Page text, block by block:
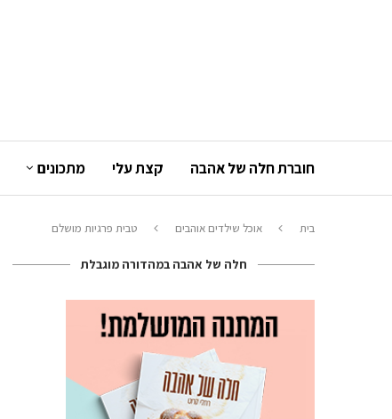
חוברת חלה של אהבה קצת עלי מתכונים
בית אוכל שילדים אוהבים טבית פרגיות מושלם
חלה של אהבה במהדורה מוגבלת